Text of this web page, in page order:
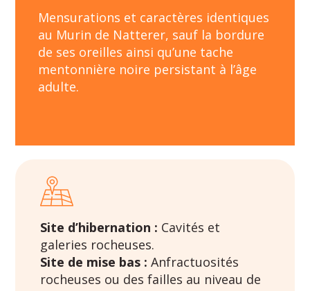
Mensurations et caractères identiques
au Murin de Natterer, sauf la bordure
de ses oreilles ainsi qu’une tache
mentonnière noire persistant à l’âge
adulte.
Site d’hibernation : Cavités et
galeries rocheuses.
Site de mise bas : Anfractuosités
rocheuses ou des failles au niveau de